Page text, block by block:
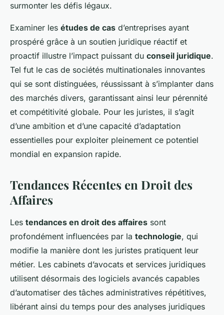
surmonter les défis légaux.
Examiner les études de cas d’entreprises ayant
prospéré grâce à un soutien juridique réactif et
proactif illustre l’impact puissant du conseil juridique.
Tel fut le cas de sociétés multinationales innovantes
qui se sont distinguées, réussissant à s’implanter dans
des marchés divers, garantissant ainsi leur pérennité
et compétitivité globale. Pour les juristes, il s’agit
d’une ambition et d’une capacité d’adaptation
essentielles pour exploiter pleinement ce potentiel
mondial en expansion rapide.
Tendances Récentes en Droit des
Affaires
Les tendances en droit des affaires sont
profondément influencées par la technologie, qui
modifie la manière dont les juristes pratiquent leur
métier. Les cabinets d’avocats et services juridiques
utilisent désormais des logiciels avancés capables
d’automatiser des tâches administratives répétitives,
libérant ainsi du temps pour des analyses juridiques